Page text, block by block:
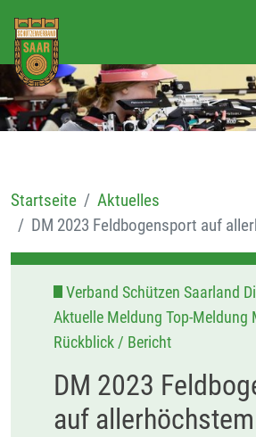
Startseite
Aktuelles
DM 2023 Feldbogensport auf
Verband Schützen Saarland
Aktuelle Meldung Top-Meldung
Rückblick / Bericht
DM 2023
auf